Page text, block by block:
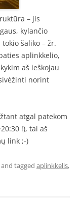
– jis
kylančio
šaliko – žr.
aplinkkelio,
aš ieškojau
norint
atgal patekom
!), tai aš
link ;-)
and tagged aplinkkelis,